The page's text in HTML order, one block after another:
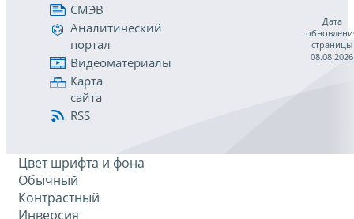
СМЭВ
Аналитический
портал
Видеоматериалы
Карта
сайта
RSS
Дата
страницы
08.08.2026
Цвет шрифта и фона
Обычный
Контрастный
Инверсия